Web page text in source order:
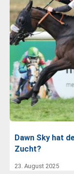
Dawn Sky hat
Zucht?
23. August 2025